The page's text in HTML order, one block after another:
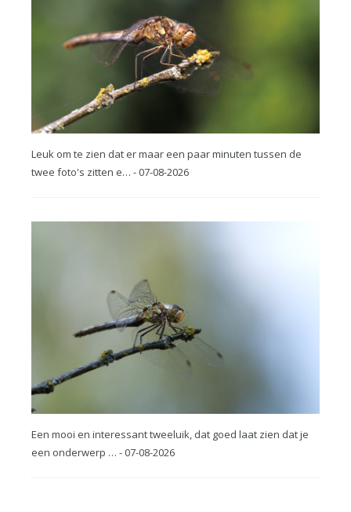
Leuk om te zien dat er maar een paar minuten tussen de
twee foto's zitten e… - 07-08-2026
Een mooi en interessant tweeluik, dat goed laat zien dat je
een onderwerp … - 07-08-2026